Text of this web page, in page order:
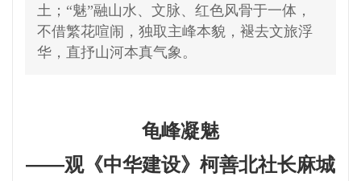
土；“魅”融山水、文脉、红色风骨于一体，
不借繁花喧闹，独取主峰本貌，褪去文旅浮
华，直抒山河本真气象。
龟峰凝魅
——观《中华建设》柯善北社长麻城